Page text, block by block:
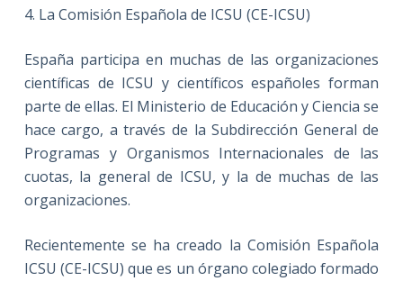
4. La Comisión Española de ICSU (CE-ICSU)
España participa en muchas de las organizaciones
científicas de ICSU y científicos españoles forman
parte de ellas. El Ministerio de Educación y Ciencia se
hace cargo, a través de la Subdirección General de
Programas y Organismos Internacionales de las
cuotas, la general de ICSU, y la de muchas de las
organizaciones.
Recientemente se ha creado la Comisión Española
ICSU (CE-ICSU) que es un órgano colegiado formado